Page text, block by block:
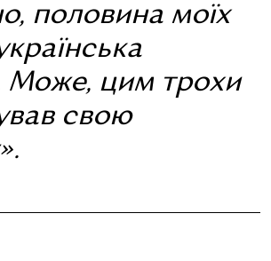
половина моїх
Може, цим трохи
свою